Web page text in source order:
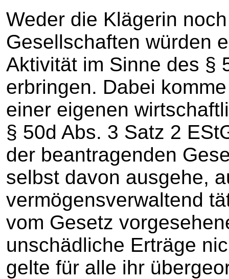
Weder die Klägerin
Gesellschaften würden
Aktivität im Sinne des §
erbringen. Dabei
einer eigenen
§ 50d Abs. 3 Satz 2
der beantragenden
selbst davon ausgehe,
vermögensverwaltend
vom Gesetz
unschädliche Erträge
gelte für alle ihr